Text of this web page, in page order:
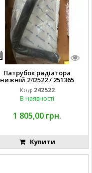
Патрубок радіатора
нижній 242522 / 251365
Код: 242522
В наявності
1 805,00 грн.
Купити